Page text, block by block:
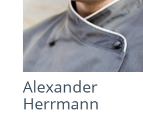
Alexander
Herrmann